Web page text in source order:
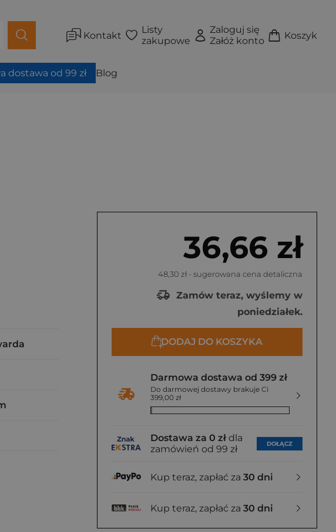
Kontakt
Listy
zakupowe
Zaloguj się
Załóż konto
Koszyk
dostawa od 99 zł Blog
36,66 zł
48,30 zł - sugerowana cena detaliczna
Zamów teraz, wyślemy w
poniedziałek.
DODAJ DO KOSZYKA
Darmowa dostawa od 399 zł
Do darmowej dostawy brakuje Ci
399,00 zł
Dostawa za 0 zł dla
zamówień od 99 zł
DOŁĄCZ
Kup teraz, zapłać za 30 dni
Kup teraz, zapłać za 30 dni